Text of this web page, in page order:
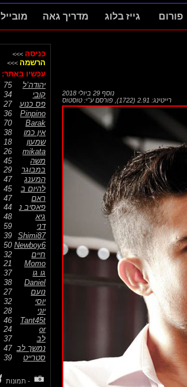
פורום גייז בלוג מדריך גאה מובייל
נוסף 29 ביולי 2018
רייטינג: 2.91 (1722)
פורסם ע"י: טוסטוס
כניסה >>>
הרשמה >>>
עכשיו באתר:
יהודה’ל
75
קובי
פס כנוע
27
Pinpino
Barak
אין כמו
שמעון
mikata
משה
45
במבוגר
המענג
47
להיום ב
45
ראם
47
פאסיב נ
גיא
דני
Shimi87
Newboy6
חיים
Momo
גו גו
37
Daniel
נועם
27
יוסי
יוני
Tant45t
or
לב
37
נמשך לב 47
סטרייט
- תמונות